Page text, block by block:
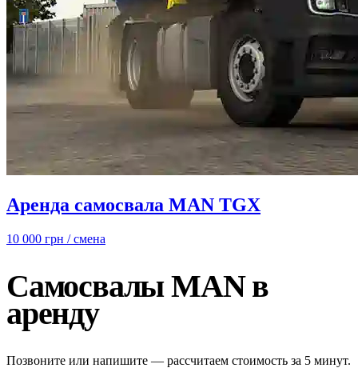
Аренда самосвала MAN TGX
10 000 грн / смена
Самосвалы MAN в
аренду
Позвоните или напишите — рассчитаем стоимость за 5 минут.